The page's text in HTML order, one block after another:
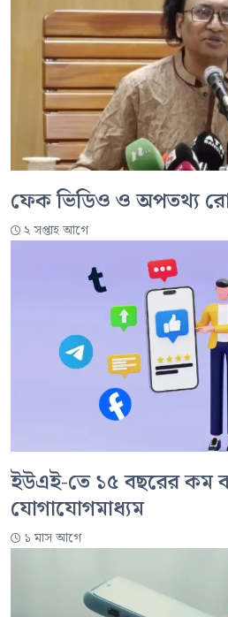
ফেক ভিডিও ও অপতথ্য
২ সপ্তাহ আগে
ইউএই-তে ১৫ বছরের কম
যোগাযোগমাধ্যম
১ মাস আগে